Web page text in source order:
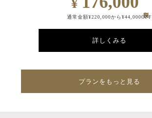
通常金額¥220,000から¥44,000OFF
詳しくみる
プランをもっと見る